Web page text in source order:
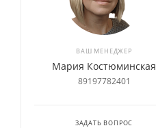
ВАШ МЕНЕДЖЕР
Мария Костюминская
89197782401
ЗАДАТЬ ВОПРОС